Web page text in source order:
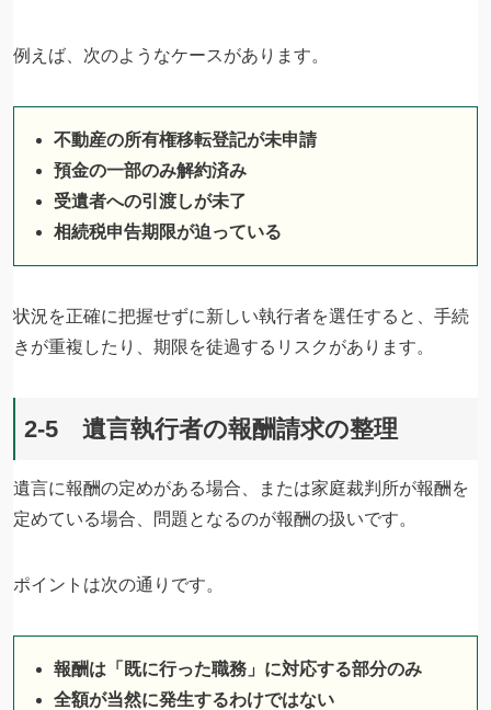
例えば、次のようなケースがあります。
不動産の所有権移転登記が未申請
預金の一部のみ解約済み
受遺者への引渡しが未了
相続税申告期限が迫っている
状況を正確に把握せずに新しい執行者を選任すると、手続
きが重複したり、期限を徒過するリスクがあります。
2-5 遺言執行者の報酬請求の整理
遺言に報酬の定めがある場合、または家庭裁判所が報酬を
定めている場合、問題となるのが報酬の扱いです。
ポイントは次の通りです。
報酬は「既に行った職務」に対応する部分のみ
全額が当然に発生するわけではない